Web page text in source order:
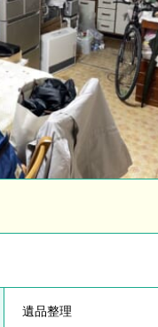
遺品整理